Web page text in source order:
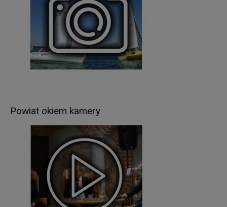
Powiat okiem kamery
wypełnienia obowiązków prawnych ciążących na
Administratorze – wynikających z ustaw
kompetencyjnych (szczególnych) (np.: wydawanie
zezwoleń w zakresie rejestracji pojazdów, praw
jazdy, pozwoleń na budowę, prowadzenie
ewidencji gruntów i budynków itp.),
osobowe przetwarzane są wyłącznie na podstawie
wcześniej udzielonej zgody w zakresie i celu
określonym w treści zgody (np. sprawy dot.
rekrutacji pracowników).
Podstawą prawną przetwarzania Pani/Pana
danych osobowych jest
w przypadku wypełnienia obowiązków prawnych
ciążących na Administratorze - obowiązujące